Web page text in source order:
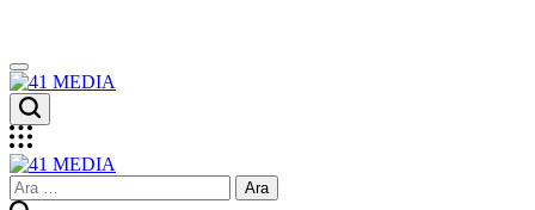
Skip
to
content
41
MEDIA
41
MEDIA
Arama: